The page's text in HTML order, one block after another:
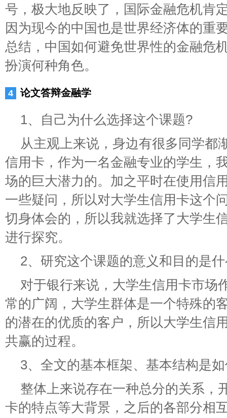
号，极大地反映了，国际金融危机肯
因为现今的中国也是世界经济体的重
总结，中国如何避免世界性的金融危
扮演何种角色。
论文答辩金融学
1、自己为什么选择这个课题?
从主观上来说，身边有很多同学都
信用卡，作为一名金融专业的学生，
场的巨大潜力的。加之平时在使用信
一些疑问，所以对大学生信用卡这个
切身体会的，所以我就选择了大学生
进行探究。
2、研究这个课题的意义和目的是
对于银行来说，大学生信用卡市场
常的广阔，大学生群体是一个特殊的
的潜在的优质的客户，所以大学生信
共赢的过程。
3、全文的基本框架、基本结构是
整体上来说存在一种总分的关系，
卡的特点等大背景，之后的各部分相